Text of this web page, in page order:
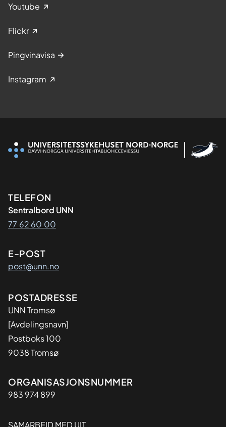
Youtube
Flickr
Pingvinavisa
Instagram
Kontaktinformasjon
TELEFON
Sentralbord UNN
77 62 60 00
E-POST
post@unn.no
Adresse
POSTADRESSE
UNN Tromsø
[Avdelingsnavn]
Postboks 100
9038 Tromsø
Organisasjon
ORGANISASJONSNUMMER
983 974 899
SAMARBEID MED UIT